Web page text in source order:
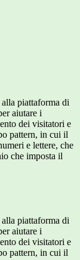
piattaforma di
aiutare i
dei visitatori e
pattern, in cui il
e lettere, che
che imposta il
piattaforma di
aiutare i
dei visitatori e
pattern, in cui il